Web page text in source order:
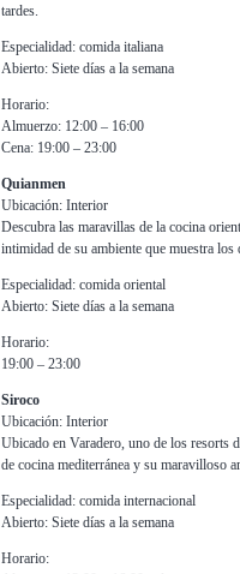
tardes.
Especialidad: comida italiana
Abierto: Siete días a la semana
Horario:
Almuerzo: 12:00 – 16:00
Cena: 19:00 – 23:00
Quianmen
Ubicación: Interior
Descubra las maravillas de la cocina
intimidad de su ambiente que muestra los
Especialidad: comida oriental
Abierto: Siete días a la semana
Horario:
19:00 – 23:00
Siroco
Ubicación: Interior
Ubicado en Varadero, uno de los resorts
de cocina mediterránea y su maravilloso
Especialidad: comida internacional
Abierto: Siete días a la semana
Horario: